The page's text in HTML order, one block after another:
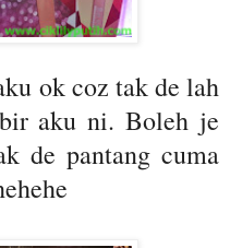
ok coz tak de lah
aku ni. Boleh je
de pantang cuma